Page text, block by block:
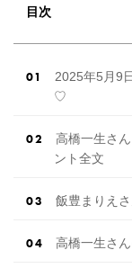
目次
2025年5月9
♡
高橋一生さ
ント全文
飯豊まりえ
高橋一生さ